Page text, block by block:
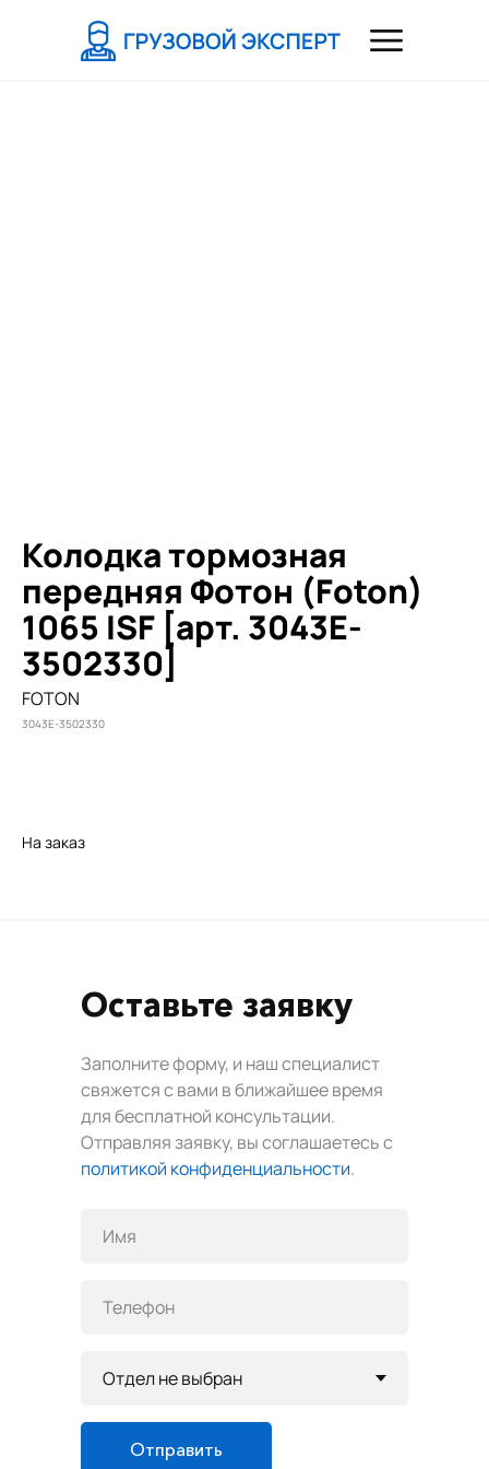
Колодка тормозная
передняя Фотон (Foton)
1065 ISF [арт. 3043E-
3502330]
FOTON
3043E-3502330
На заказ
Оставьте заявку
Заполните форму, и наш специалист
свяжется с вами в ближайшее время
для бесплатной консультации.
Отправляя заявку, вы соглашаетесь с
политикой конфиденциальности.
Отправить